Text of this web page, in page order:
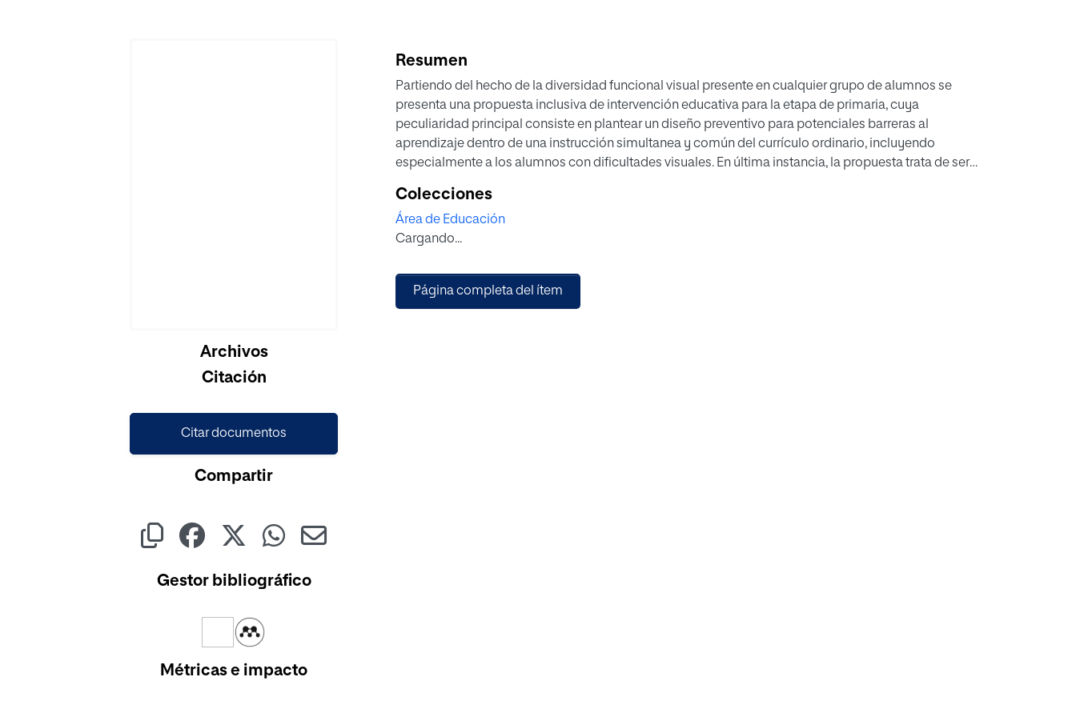
Archivos
Citación
Citar documentos
Compartir
Gestor bibliográfico
Métricas e impacto
Resumen
Partiendo del hecho de la diversidad funcional visual presente en cualquier grupo de alumnos se
presenta una propuesta inclusiva de intervención educativa para la etapa de primaria, cuya
peculiaridad principal consiste en plantear un diseño preventivo para potenciales barreras al
aprendizaje dentro de una instrucción simultanea y común del currículo ordinario, incluyendo
especialmente a los alumnos con dificultades visuales. En última instancia, la propuesta trata de ser
generalista. Su raíz inclusiva denota el problema general al que trata de sugerir respuesta, el maridaje
entre la exigencia social de una educación de calidad para los considerados académicamente más
aptos y la necesidad de calidad en la educación para todos en el modelo inclusivo. Para ello, se
básicas.
Colecciones
Área de Educación
Cargando...
Página completa del ítem